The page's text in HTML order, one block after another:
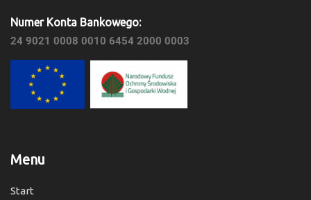
Numer Konta Bankowego:
24 9021 0008 0010 6454 2000 0003
Menu
Start